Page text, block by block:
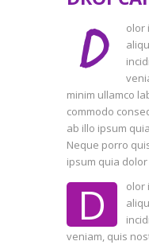
D
olor
minim ullamco
commodo
ab illo ipsum
Neque porro
ipsum quia
D
olor
veniam, quis